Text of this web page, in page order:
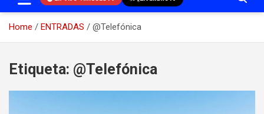
Home ENTRADAS
@Telefónica
content
Etiqueta: @Telefónica